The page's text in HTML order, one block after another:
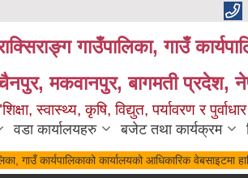
गाउँपालिका, गाउँ
मकवानपुर, बागमती प्रदेश,
स्वास्थ्य, कृषि, विद्युत, पर्यावरण र
वडा कार्यालयहरु बजेट तथा कार्यक्रम
गाउँ कार्यपालिकाको कार्यालयको आधिकारिक